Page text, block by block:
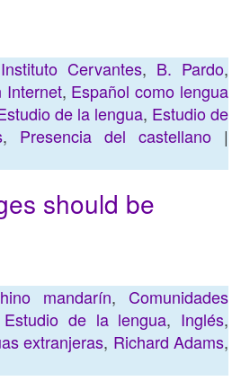
Cervantes, B. Pardo,
Internet, Español como lengua
de la lengua, Estudio de
, Presencia del castellano|
should be
mandarín, Comunidades
Estudio de la lengua, Inglés,
extranjeras, Richard Adams,